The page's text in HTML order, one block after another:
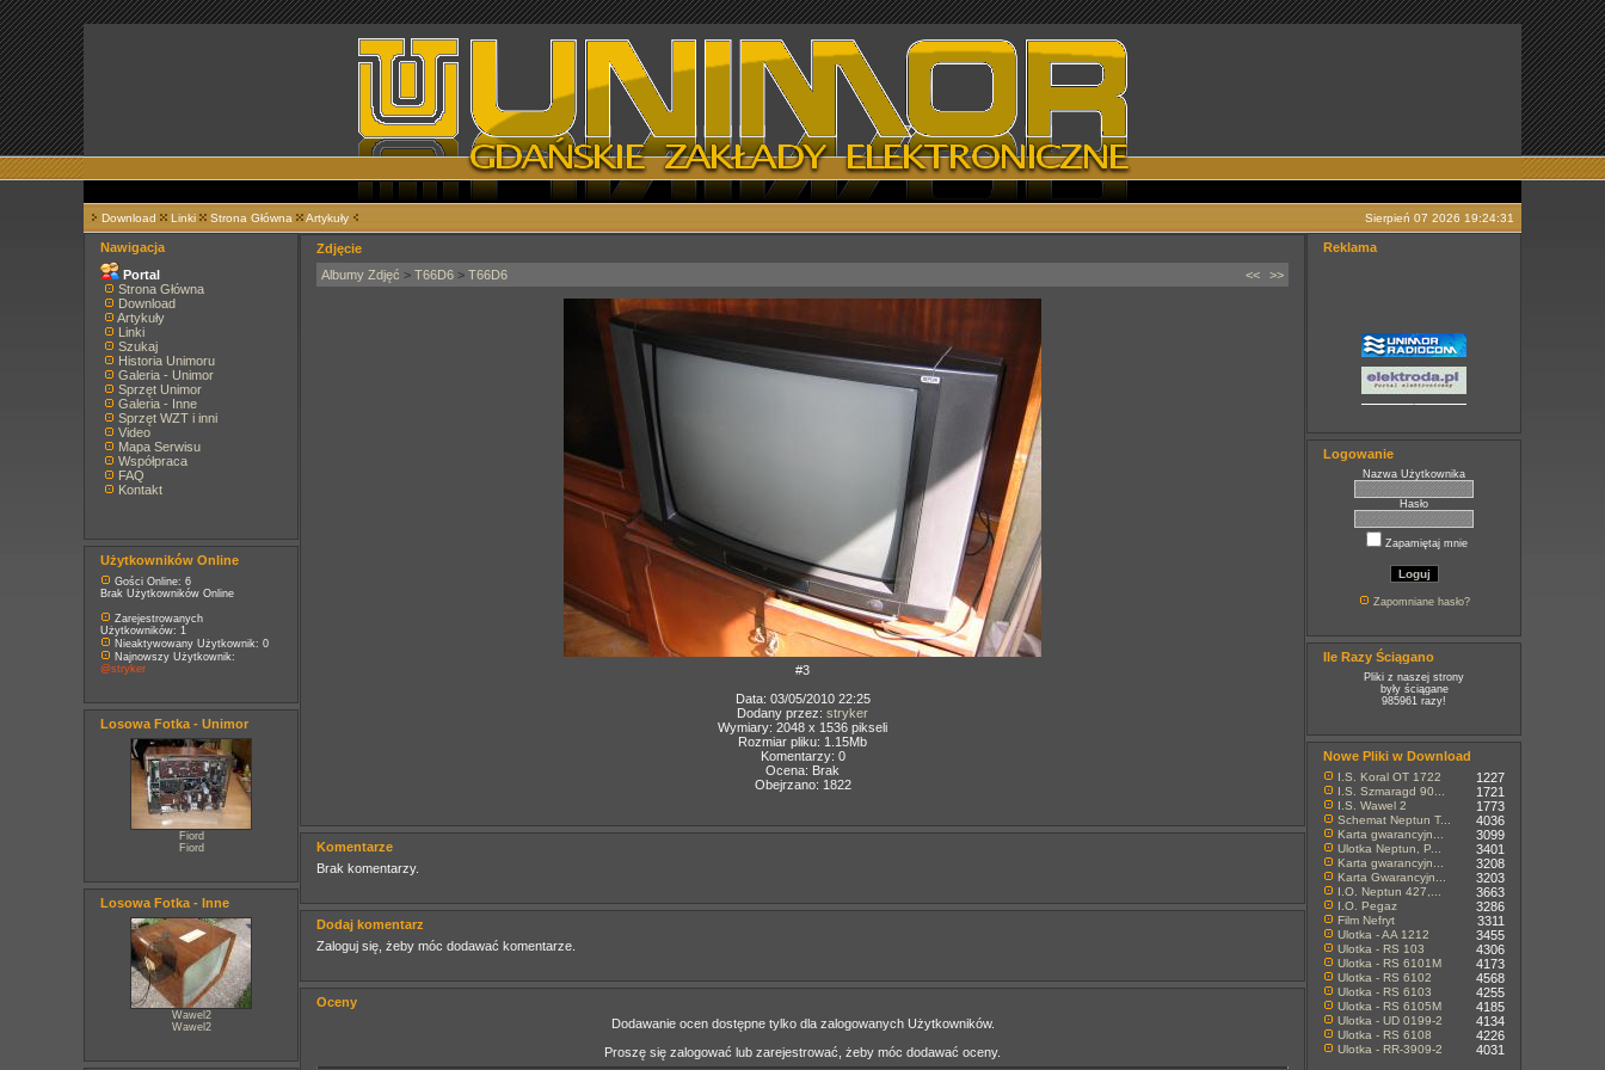
Download Linki Strona Główna Artykuły Sierpień 07 2026 19:24:31
Nawigacja
Portal
Strona Główna
Download
Artykuły
Linki
Szukaj
Historia Unimoru
Galeria - Unimor
Sprzęt Unimor
Galeria - Inne
Sprzęt WZT i inni
Video
Mapa Serwisu
Współpraca
FAQ
Kontakt
Użytkowników Online
Gości Online: 6
Brak Użytkowników Online
Zarejestrowanych
Użytkowników: 1
Nieaktywowany Użytkownik: 0
Najnowszy Użytkownik:
@stryker
Losowa Fotka - Unimor
Fiord
Fiord
Losowa Fotka - Inne
Wawel2
Wawel2
Zdjęcie
Albumy Zdjęć > T66D6 > T66D6 << >>
#3
Data: 03/05/2010 22:25
Dodany przez: stryker
Wymiary: 2048 x 1536 pikseli
Rozmiar pliku: 1.15Mb
Komentarzy: 0
Ocena: Brak
Obejrzano: 1822
Komentarze
Brak komentarzy.
Dodaj komentarz
Zaloguj się, żeby móc dodawać komentarze.
Oceny
Dodawanie ocen dostępne tylko dla zalogowanych Użytkowników.
Proszę się zalogować lub zarejestrować, żeby móc dodawać oceny.
Reklama
Logowanie
Nazwa Użytkownika
Hasło
Zapamiętaj mnie
Zapomniane hasło?
Ile Razy Ściągano
Pliki z naszej strony
były ściągane
985961 razy!
Nowe Pliki w Download
I.S. Koral OT 1722 1227
I.S. Szmaragd 90... 1721
I.S. Wawel 2 1773
Schemat Neptun T... 4036
Karta gwarancyjn... 3099
Ulotka Neptun, P... 3401
Karta gwarancyjn... 3208
Karta Gwarancyjn... 3203
I.O. Neptun 427,... 3663
I.O. Pegaz 3286
Film Nefryt 3311
Ulotka - AA 1212 3455
Ulotka - RS 103 4306
Ulotka - RS 6101M 4173
Ulotka - RS 6102 4568
Ulotka - RS 6103 4255
Ulotka - RS 6105M 4185
Ulotka - UD 0199-2 4134
Ulotka - RS 6108 4226
Ulotka - RR-3909-2 4031